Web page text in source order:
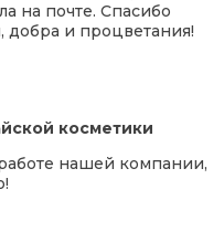
на почте. Спасибо
добра и процветания!
косметики
нашей компании,